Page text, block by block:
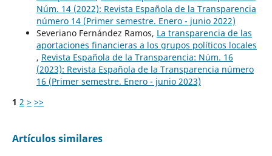
Núm. 14 (2022): Revista Española de la Transparencia
número 14 (Primer semestre. Enero - junio 2022)
Severiano Fernández Ramos, La transparencia de las
aportaciones financieras a los grupos políticos locales
, Revista Española de la Transparencia: Núm. 16
(2023): Revista Española de la Transparencia número
16 (Primer semestre. Enero - junio 2023)
1 2 > >>
Artículos similares